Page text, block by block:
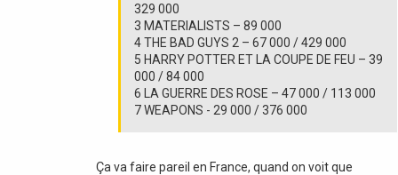
329 000
3 MATERIALISTS – 89 000
4 THE BAD GUYS 2 – 67 000 / 429 000
5 HARRY POTTER ET LA COUPE DE FEU – 39
000 / 84 000
6 LA GUERRE DES ROSE – 47 000 / 113 000
7 WEAPONS - 29 000 / 376 000
Ça va faire pareil en France, quand on voit que